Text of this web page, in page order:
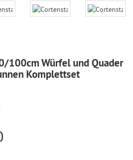
100cm Würfel und Quader
Komplettset